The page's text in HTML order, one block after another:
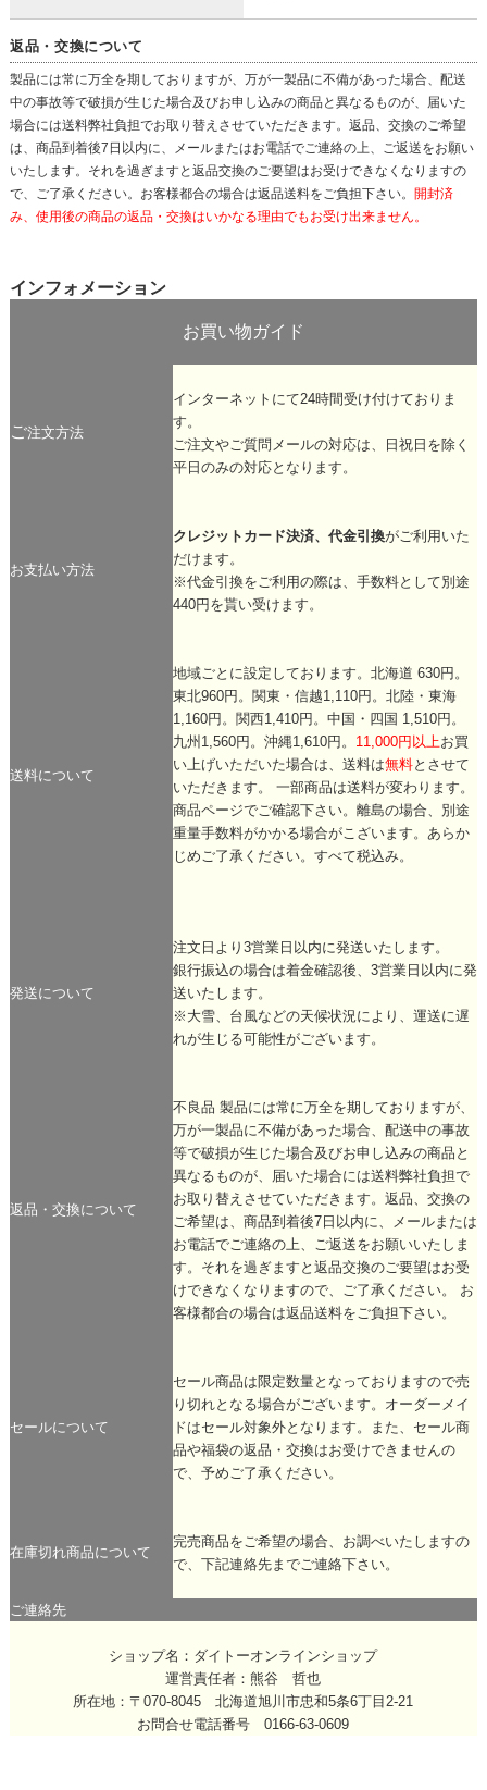
返品・交換について
製品には常に万全を期しておりますが、万が一製品に不備があった場合、配送
中の事故等で破損が生じた場合及びお申し込みの商品と異なるものが、届いた
場合には送料弊社負担でお取り替えさせていただきます。返品、交換のご希望
は、商品到着後7日以内に、メールまたはお電話でご連絡の上、ご返送をお願い
いたします。それを過ぎますと返品交換のご要望はお受けできなくなりますの
で、ご了承ください。お客様都合の場合は返品送料をご負担下さい。 開封済
み、使用後の商品の返品・交換はいかなる理由でもお受け出来ません。
インフォメーション
お買い物ガイド
ご注文方法
インターネットにて24時間受け付けておりま
す。
ご注文やご質問メールの対応は、日祝日を除く
平日のみの対応となります。
お支払い方法
クレジットカード決済、代金引換がご利用いた
だけます。
※代金引換をご利用の際は、手数料として別途
440円を貰い受けます。
送料について
地域ごとに設定しております。北海道 630円。
東北960円。関東・信越1,110円。北陸・東海
1,160円。関西1,410円。中国・四国 1,510円。
九州1,560円。沖縄1,610円。 11,000円以上お買
い上げいただいた場合は、送料は無料とさせて
いただきます。 一部商品は送料が変わります。
商品ページでご確認下さい。離島の場合、別途
重量手数料がかかる場合がこざいます。あらか
じめご了承ください。すべて税込み。
発送について
注文日より3営業日以内に発送いたします。
銀行振込の場合は着金確認後、3営業日以内に発
送いたします。
※大雪、台風などの天候状況により、運送に遅
れが生じる可能性がございます。
返品・交換について
不良品 製品には常に万全を期しておりますが、
万が一製品に不備があった場合、配送中の事故
等で破損が生じた場合及びお申し込みの商品と
異なるものが、届いた場合には送料弊社負担で
お取り替えさせていただきます。返品、交換の
ご希望は、商品到着後7日以内に、メールまたは
お電話でご連絡の上、ご返送をお願いいたしま
す。それを過ぎますと返品交換のご要望はお受
けできなくなりますので、ご了承ください。 お
客様都合の場合は返品送料をご負担下さい。
セールについて
セール商品は限定数量となっておりますので売
り切れとなる場合がございます。オーダーメイ
ドはセール対象外となります。また、セール商
品や福袋の返品・交換はお受けできませんの
で、予めご了承ください。
在庫切れ商品について
完売商品をご希望の場合、お調べいたしますの
で、下記連絡先までご連絡下さい。
ご連絡先
ショップ名：ダイトーオンラインショップ
運営責任者：熊谷 哲也
所在地：〒070-8045 北海道旭川市忠和5条6丁目2-21
お問合せ電話番号 0166-63-0609